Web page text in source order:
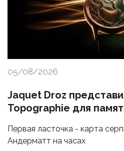
05/08/2026
Jaquet Droz
Topographie для
Первая ласточка - карта
Андерматт на часах